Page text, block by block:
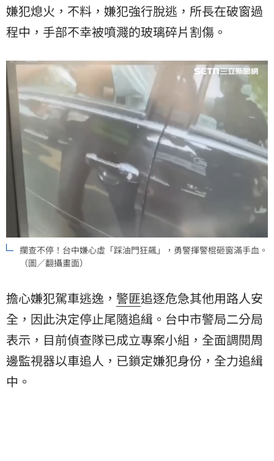
嫌犯熄火，不料，嫌犯強行脫逃，所長在破窗過
程中，手部不幸被噴濺的玻璃碎片割傷。
攔查不停！台中嫌心虛「踩油門狂飆」，勇警揮警棍砸窗滿手血。
（圖／翻攝畫面）
擔心嫌犯駕車逃逸， 警匪追逐危急其他用路人安
全，因此決定停止尾隨追緝。台中市警局二分局
表示，目前偵查隊已成立專案小組，全面調閱周
邊監視器以車追人，已鎖定嫌犯身份，全力追緝
中。